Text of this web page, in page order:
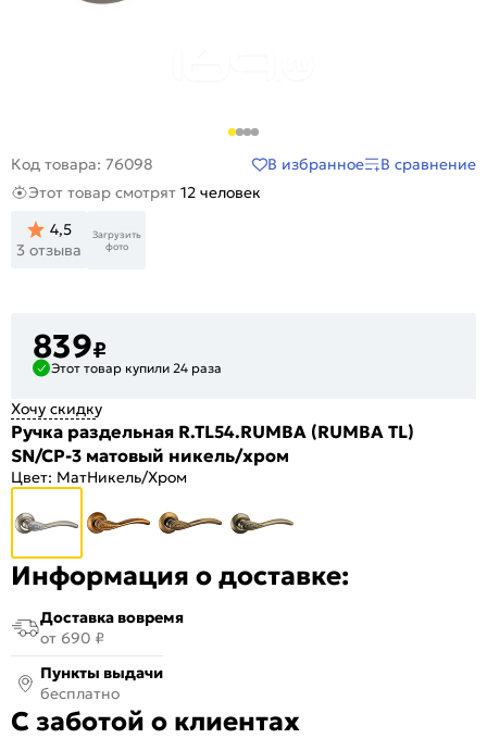
Код товара: 76098 В избранное
В сравнение
Этот товар смотрят 12 человек
4,5
3 отзыва
Загрузить
фото
839₽
Этот товар купили 24 раза
Хочу скидку
Ручка раздельная R.TL54.RUMBA (RUMBA TL)
SN/CP-3 матовый никель/хром
Цвет: МатНикель/Хром
Информация о доставке:
Доставка вовремя
от 690 ₽
Пункты выдачи
бесплатно
С заботой о клиентах